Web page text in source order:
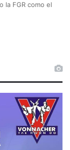
la FGR como el